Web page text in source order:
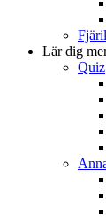
Lär dig
Quiz